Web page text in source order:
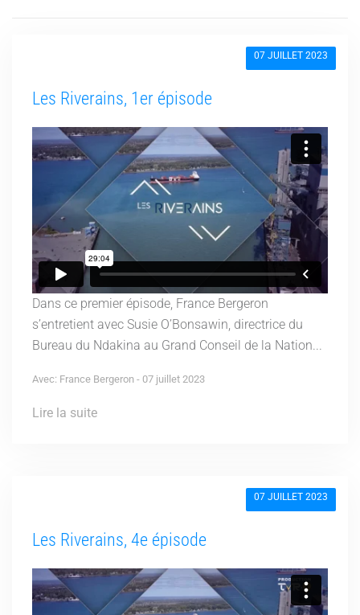
07 JUILLET 2023
Les Riverains, 1er épisode
Dans ce premier épisode, France Bergeron
s’entretient avec Susie O’Bonsawin, directrice du
Bureau du Ndakina au Grand Conseil de la Nation...
Avec: France Bergeron - 07 juillet 2023
Lire la suite
07 JUILLET 2023
Les Riverains, 4e épisode